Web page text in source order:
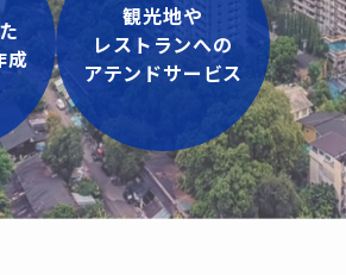
成
観光地や
レストランへの
アテンドサービス